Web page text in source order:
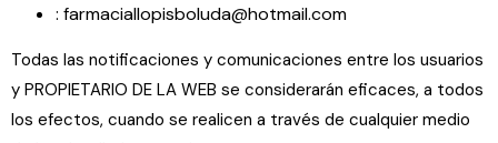
: farmaciallopisboluda@hotmail.com
Todas las notificaciones y comunicaciones entre los usuarios
y PROPIETARIO DE LA WEB se considerarán eficaces, a todos
los efectos, cuando se realicen a través de cualquier medio